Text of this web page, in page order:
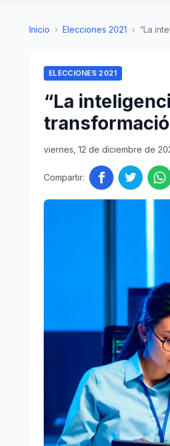
Inicio › Elecciones 2021 › “La
ELECCIONES 2021
“La
viernes, 12 de diciembre de
Compartir: